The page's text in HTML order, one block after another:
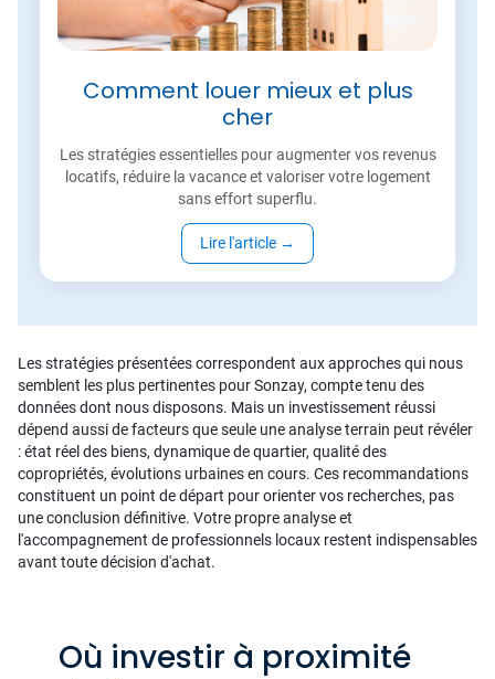
Comment louer mieux et plus
cher
Les stratégies essentielles pour augmenter vos revenus
locatifs, réduire la vacance et valoriser votre logement
sans effort superflu.
Lire l'article →
Les stratégies présentées correspondent aux approches qui nous
semblent les plus pertinentes pour Sonzay, compte tenu des
données dont nous disposons. Mais un investissement réussi
dépend aussi de facteurs que seule une analyse terrain peut révéler
: état réel des biens, dynamique de quartier, qualité des
copropriétés, évolutions urbaines en cours. Ces recommandations
constituent un point de départ pour orienter vos recherches, pas
une conclusion définitive. Votre propre analyse et
l'accompagnement de professionnels locaux restent indispensables
avant toute décision d'achat.
Où investir à proximité